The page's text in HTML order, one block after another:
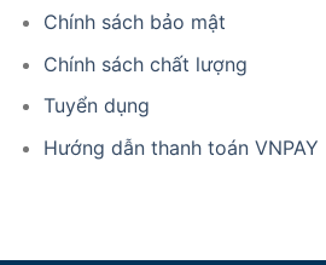
Chính sách bảo mật
Chính sách chất lượng
Tuyển dụng
Hướng dẫn thanh toán VNPAY